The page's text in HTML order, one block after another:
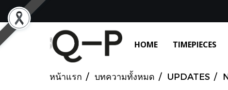
HOME TIMEPIECES
หน้าแรก บทความทั้งหมด UPDATES